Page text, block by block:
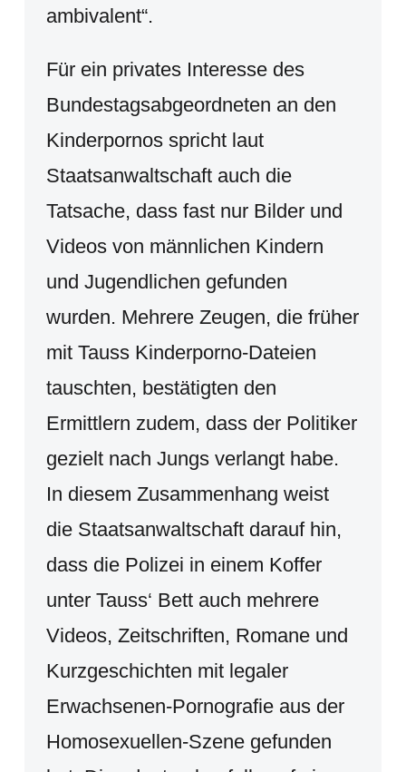
ambivalent“.
Für ein privates Interesse des
Bundestagsabgeordneten an den
Kinderpornos spricht laut
Staatsanwaltschaft auch die
Tatsache, dass fast nur Bilder und
Videos von männlichen Kindern
und Jugendlichen gefunden
wurden. Mehrere Zeugen, die früher
mit Tauss Kinderporno-Dateien
tauschten, bestätigten den
Ermittlern zudem, dass der Politiker
gezielt nach Jungs verlangt habe.
In diesem Zusammenhang weist
die Staatsanwaltschaft darauf hin,
dass die Polizei in einem Koffer
unter Tauss‘ Bett auch mehrere
Videos, Zeitschriften, Romane und
Kurzgeschichten mit legaler
Erwachsenen-Pornografie aus der
Homosexuellen-Szene gefunden